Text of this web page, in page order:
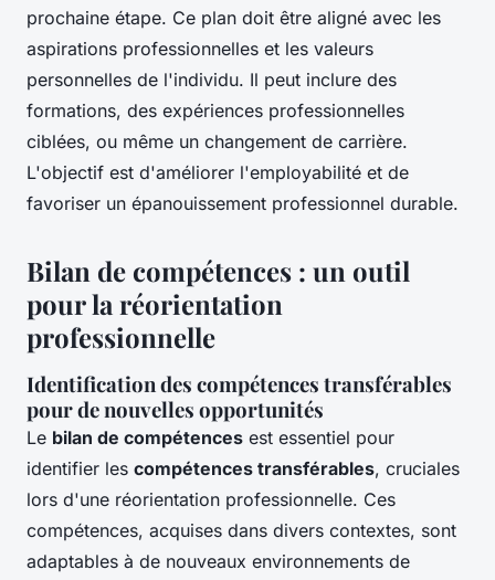
prochaine étape. Ce plan doit être aligné avec les
aspirations professionnelles et les valeurs
personnelles de l'individu. Il peut inclure des
formations, des expériences professionnelles
ciblées, ou même un changement de carrière.
L'objectif est d'améliorer l'employabilité et de
favoriser un épanouissement professionnel durable.
Bilan de compétences : un outil
pour la réorientation
professionnelle
Identification des compétences transférables
pour de nouvelles opportunités
Le bilan de compétences est essentiel pour
identifier les compétences transférables, cruciales
lors d'une réorientation professionnelle. Ces
compétences, acquises dans divers contextes, sont
adaptables à de nouveaux environnements de